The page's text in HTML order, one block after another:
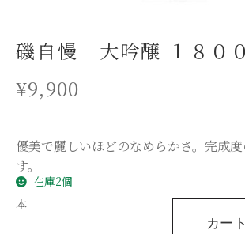
磯自慢 大吟醸 １８０
¥9,900
優美で麗しいほどのなめらかさ。完成
す。
在庫2個
本
カー